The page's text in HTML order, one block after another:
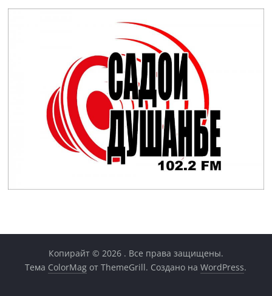
Копирайт © 2026 . Все права защищены.
Тема ColorMag от ThemeGrill. Создано наWordPress.